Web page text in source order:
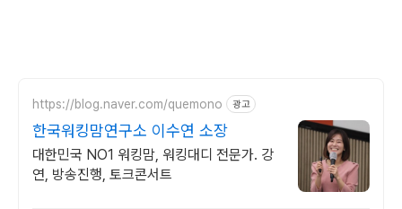
https://blog.naver.com/quemono 광고
한국워킹맘연구소 이수연 소장
대한민국 NO1 워킹맘, 워킹대디 전문가. 강
연, 방송진행, 토크콘서트